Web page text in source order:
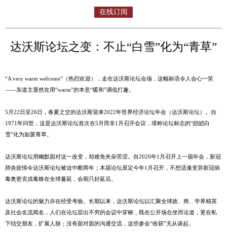
在线订阅
达沃斯论坛之变：不止“白雪”化为“青草”
“A very warm welcome”（热烈欢迎），走在达沃斯论坛会场，这幅标语令人会心一笑
——东道主显然在用“warm”的本意“暖和”调侃打趣。
5月22日至26日，春夏之交的达沃斯迎来2022年世界经济论坛年会（达沃斯论坛）。自
1971年问世，这是达沃斯论坛首次在5月而非1月召开会议，堪称论坛标志的“皑皑白
雪”化为如茵青草。
达沃斯论坛用幽默面对这一改变，却难免夹杂苦涩。自2020年1月召开上一届年会，新冠
肺炎疫情令达沃斯论坛被迫中断两年；本届论坛原定今年1月召开，不想适逢变异新冠病
毒奥密克戎毒株在全球蔓延，会期只好延后。
达沃斯论坛的魅力亦在经受考验。长期以来，达沃斯论坛以汇聚全球政、商、学界精英
及社会名流闻名，人们在论坛层出不穷的会议中穿梭，既在公开场合坐而论道，更在私
下结交朋友，扩展人脉；没有面对面的沟通交流，这些参会“收获”无从谈起。